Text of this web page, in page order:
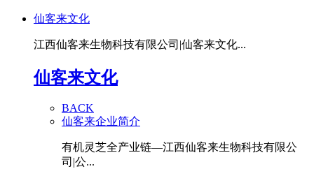
仙客来文化
江西仙客来生物科技有限公司|仙客来文化...
仙客来文化
BACK
仙客来企业简介
有机灵芝全产业链—江西仙客来生物科技有限公
司|公...